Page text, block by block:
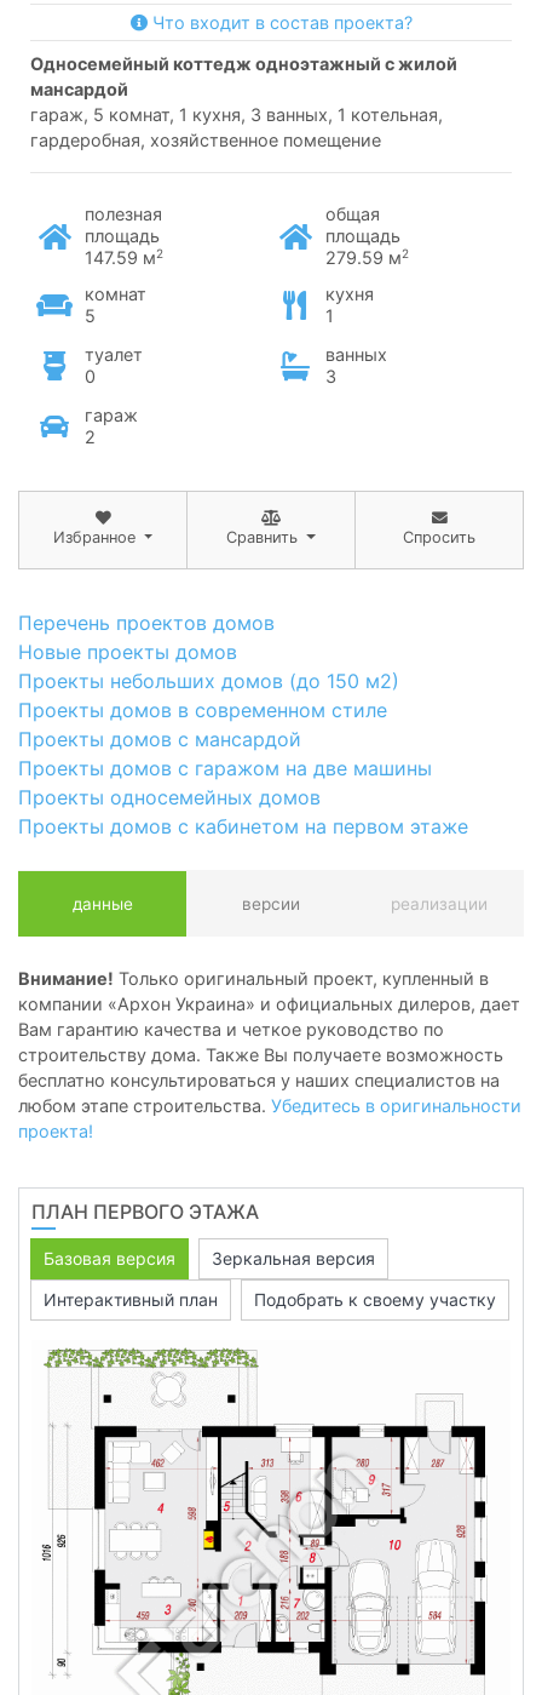
Что входит в состав проекта?
односемейный коттедж одноэтажный с жилой
мансардой
гараж, 5 комнат, 1 кухня, 3 ванных, 1 котельная,
гардеробная, хозяйственное помещение
полезная
площадь
147.59 м2
общая
площадь
279.59 м2
комнат
5
кухня
1
туалет
0
ванных
3
гараж
2
Избранное Сравнить Спросить
Перечень проектов домов
Новые проекты домов
Проекты небольших домов (до 150 м2)
Проекты домов в современном стиле
Проекты домов с мансардой
Проекты домов с гаражом на две машины
Проекты односемейных домов
Проекты домов с кабинетом на первом этаже
данные версии реализации
Внимание! Только оригинальный проект, купленный в
компании «Архон Украина» и официальных дилеров, дает
Вам гарантию качества и четкое руководство по
строительству дома. Также Вы получаете возможность
бесплатно консультироваться у наших специалистов на
любом этапе строительства. Убедитесь в оригинальности
проекта!
ПЛАН ПЕРВОГО ЭТАЖА
Базовая версия
Зеркальная версия
Интерактивный план
Подобрать к своему участку